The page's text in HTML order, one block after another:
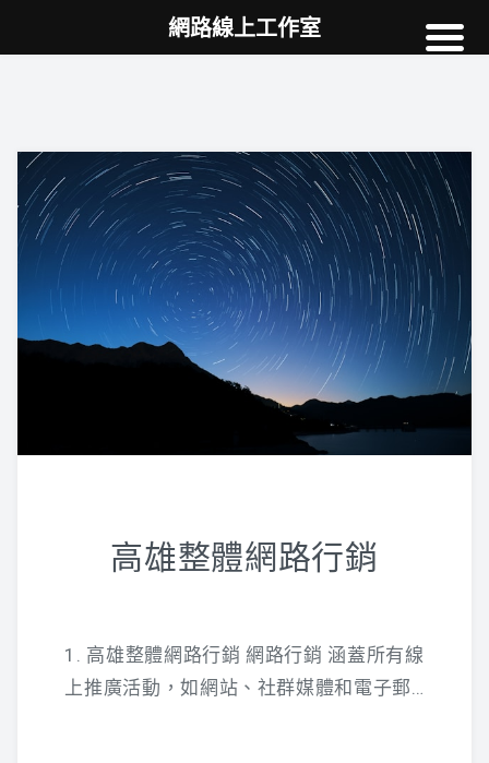
高雄網頁設計
網站SEO
NEWS
教學
AI
高雄整體網路行銷
1. 高雄整體網路行銷 網路行銷 涵蓋所有線
上推廣活動，如網站、社群媒體和電子郵…
網路線上工作室